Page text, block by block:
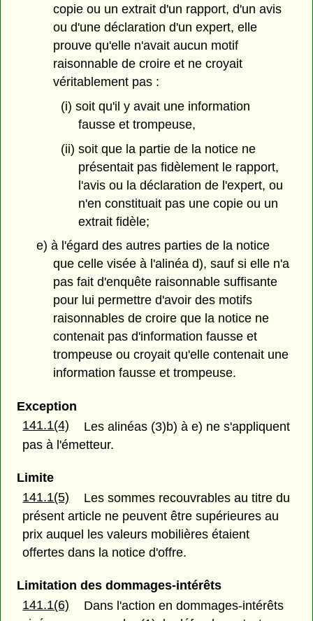
copie ou un extrait d'un rapport, d'un avis
ou d'une déclaration d'un expert, elle
prouve qu'elle n'avait aucun motif
raisonnable de croire et ne croyait
véritablement pas :
(i) soit qu'il y avait une information
fausse et trompeuse,
(ii) soit que la partie de la notice ne
présentait pas fidèlement le rapport,
l'avis ou la déclaration de l'expert, ou
n'en constituait pas une copie ou un
extrait fidèle;
e) à l'égard des autres parties de la notice
que celle visée à l'alinéa d), sauf si elle n'a
pas fait d'enquête raisonnable suffisante
pour lui permettre d'avoir des motifs
raisonnables de croire que la notice ne
contenait pas d'information fausse et
trompeuse ou croyait qu'elle contenait une
information fausse et trompeuse.
Exception
141.1(4)
Les alinéas (3)b) à e) ne s'appliquent
pas à l'émetteur.
Limite
141.1(5)
Les sommes recouvrables au titre du
présent article ne peuvent être supérieures au
prix auquel les valeurs mobilières étaient
offertes dans la notice d'offre.
Limitation des dommages-intérêts
141.1(6)
Dans l'action en dommages-intérêts